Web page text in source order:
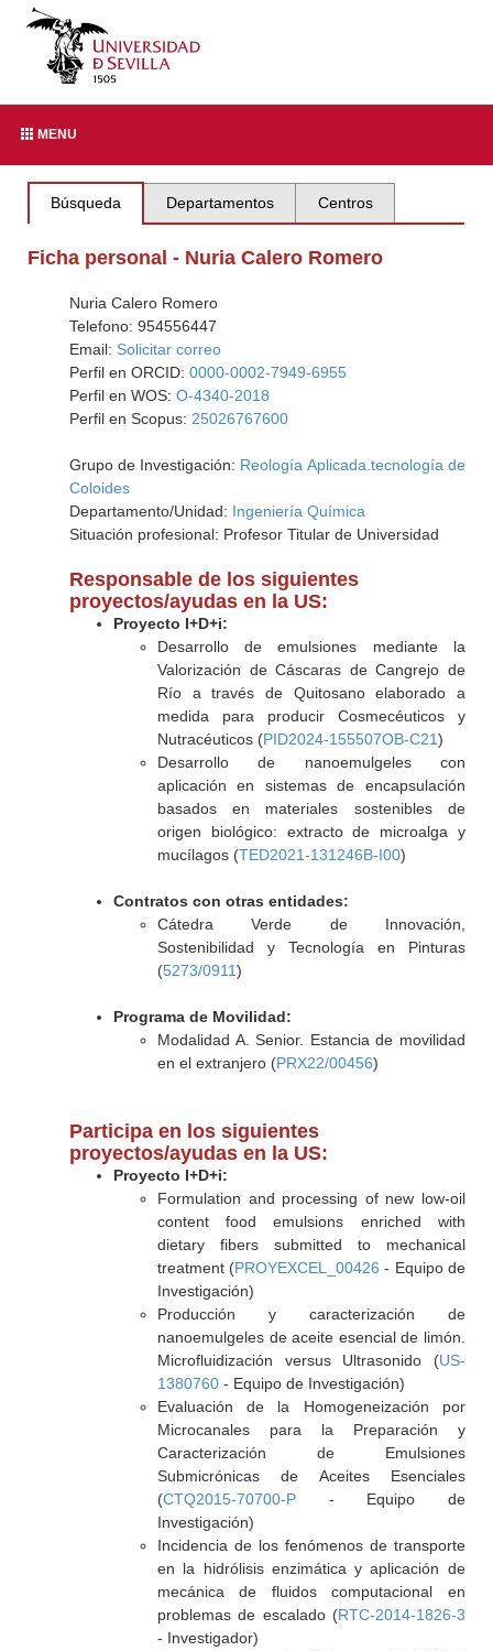
MENU
Búsqueda Departamentos Centros
Ficha personal - Nuria Calero Romero
Nuria Calero Romero
Telefono: 954556447
Email: Solicitar correo
Perfil en ORCID: 0000-0002-7949-6955
Perfil en WOS: O-4340-2018
Perfil en Scopus: 25026767600
Grupo de Investigación: Reología Aplicada.tecnología de
Coloides
Departamento/Unidad: Ingeniería Química
Situación profesional: Profesor Titular de Universidad
Responsable de los siguientes
proyectos/ayudas en la US:
Proyecto I+D+i:
Desarrollo de emulsiones mediante la
Valorización de Cáscaras de Cangrejo de
Río a través de Quitosano elaborado a
medida para producir Cosmecéuticos y
Nutracéuticos (PID2024-155507OB-C21)
Desarrollo de nanoemulgeles con
aplicación en sistemas de encapsulación
basados en materiales sostenibles de
origen biológico: extracto de microalga y
mucílagos (TED2021-131246B-I00)
Contratos con otras entidades:
Cátedra Verde de Innovación,
Sostenibilidad y Tecnología en Pinturas
(5273/0911)
Programa de Movilidad:
Modalidad A. Senior. Estancia de movilidad
en el extranjero (PRX22/00456)
Participa en los siguientes
proyectos/ayudas en la US:
Proyecto I+D+i:
Formulation and processing of new low-oil
content food emulsions enriched with
dietary fibers submitted to mechanical
treatment (PROYEXCEL_00426 - Equipo de
Investigación)
Producción y caracterización de
nanoemulgeles de aceite esencial de limón.
Microfluidización versus Ultrasonido (US-
1380760- Equipo de Investigación)
Evaluación de la Homogeneización por
Microcanales para la Preparación y
Caracterización de Emulsiones
Submicrónicas de Aceites Esenciales
(CTQ2015-70700-P- Equipo de
Investigación)
Incidencia de los fenómenos de transporte
en la hidrólisis enzimática y aplicación de
mecánica de fluidos computacional en
problemas de escalado (RTC-2014-1826-3
- Investigador)